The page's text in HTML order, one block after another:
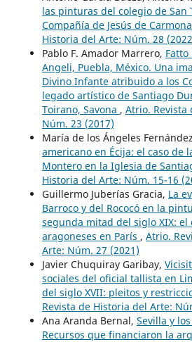
las pinturas del colegio de San
Compañía de Jesús de Carmona
Historia del Arte: Núm. 28
Pablo F. Amador Marrero,
Angeli, Puebla, México. Una
Divino Infante atribuido a los
legado artístico de Santiago
Toirano, Savona , Atrio. Revista
Núm. 23 (2017)
María de los Ángeles
americano en Écija: el caso de
Montero en la Iglesia de
Historia del Arte: Núm. 15-16
Guillermo Juberías Gracia, La
Barroco y del Rococó en la
segunda mitad del siglo XIX: el
aragoneses en París , Atrio.
Arte: Núm. 27 (2021)
Javier Chuquiray Garibay,
sociales del oficial tallista en
del siglo XVII: pleitos y
Revista de Historia del Arte:
Ana Aranda Bernal, Sevilla y
Recursos que financiaron la